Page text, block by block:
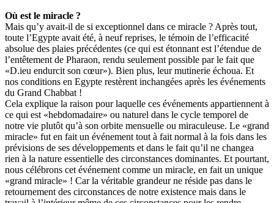
Où est le miracle ?
Mais qu’y avait-il de si exceptionnel dans ce miracle ? Après tout,
toute l’Egypte avait été, à neuf reprises, le témoin de l’efficacité
absolue des plaies précédentes (ce qui est étonnant est l’étendue de
l’entêtement de Pharaon, rendu seulement possible par le fait que
«D.ieu endurcit son cœur»). Bien plus, leur mutinerie échoua. Et
nos conditions en Egypte restèrent inchangées après les événements
du Grand Chabbat !
Cela explique la raison pour laquelle ces événements appartiennent à
ce qui est «hebdomadaire» ou naturel dans le cycle temporel de
notre vie plutôt qu’à son orbite mensuelle ou miraculeuse. Le «grand
miracle» fut en fait un événement tout à fait normal à la fois dans les
prévisions de ses développements et dans le fait qu’il ne changea
rien à la nature essentielle des circonstances dominantes. Et pourtant,
nous célébrons cet événement comme un miracle, en fait un unique
«grand miracle» ! Car la véritable grandeur ne réside pas dans le
retournement des circonstances de notre existence mais dans le